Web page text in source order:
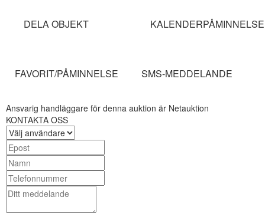
DELA OBJEKT KALENDERPÅMINNELSE
FAVORIT/PÅMINNELSE SMS-MEDDELANDE
Ansvarig handläggare för denna auktion är Netauktion
KONTAKTA OSS